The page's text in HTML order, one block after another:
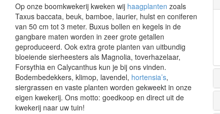
Op onze boomkwekerij kweken wij haagplanten zoals
Taxus baccata, beuk, bamboe, laurier, hulst en coniferen
van 50 cm tot 3 meter. Buxus bollen en kegels in de
gangbare maten worden in zeer grote getallen
geproduceerd. Ook extra grote planten van uitbundig
bloeiende sierheesters als Magnolia, toverhazelaar,
Forsythia en Calycanthus kun je bij ons vinden.
Bodembedekkers, klimop, lavendel, hortensia’s,
siergrassen en vaste planten worden gekweekt in onze
eigen kwekerij. Ons motto: goedkoop en direct uit de
kwekerij naar uw tuin!